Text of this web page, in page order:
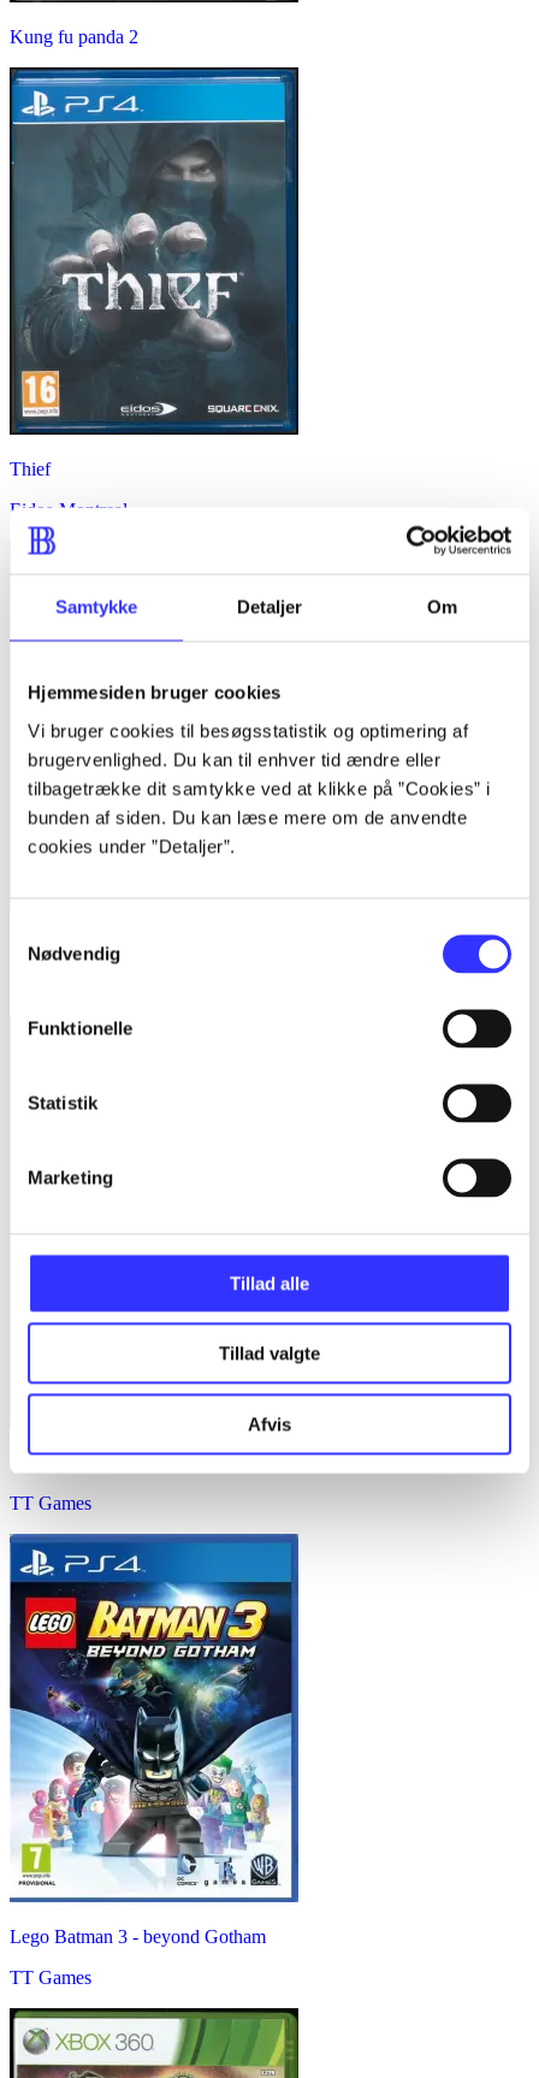
Samtykke Detaljer Om
Hjemmesiden bruger cookies
Vi bruger cookies til besøgsstatistik og optimering af
brugervenlighed. Du kan til enhver tid ændre eller
tilbagetrække dit samtykke ved at klikke på ”Cookies” i
bunden af siden. Du kan læse mere om de anvendte
cookies under ”Detaljer”.
Nødvendig
Funktionelle
Statistik
Marketing
Tillad alle
Tillad valgte
Afvis
Kung fu panda 2
Thief
Eidos-Montreal
Injustice - gods among us
The Lego movie - videogame
TT Games
Lego Batman 3 - beyond Gotham
TT Games